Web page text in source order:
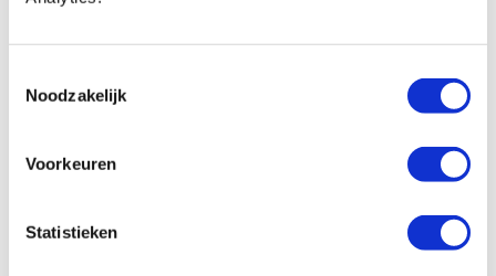
Noodzakelijk
Voorkeuren
Statistieken
Niet op voorraad, verwachte levertijd onbekend